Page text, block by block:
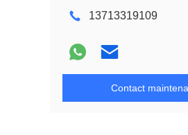
13713319109
Contact